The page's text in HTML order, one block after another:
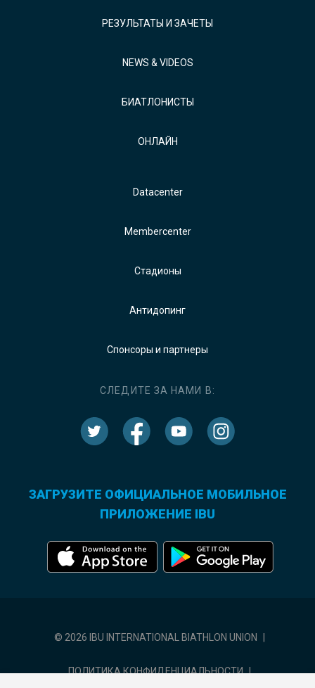
РЕЗУЛЬТАТЫ И ЗАЧЕТЫ
NEWS & VIDEOS
БИАТЛОНИСТЫ
ОНЛАЙН
Datacenter
Membercenter
Стадионы
Антидопинг
Спонсоры и партнеры
СЛЕДИТЕ ЗА НАМИ В:
ЗАГРУЗИТЕ ОФИЦИАЛЬНОЕ МОБИЛЬНОЕ
ПРИЛОЖЕНИЕ IBU
© 2026 IBU INTERNATIONAL BIATHLON UNION
ПОЛИТИКА КОНФИДЕНЦИАЛЬНОСТИ |